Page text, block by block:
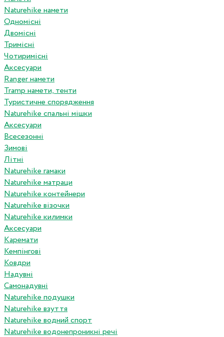
Naturehike намети
Одномісні
Двомісні
Тримісні
Чотиримісні
Аксесуари
Ranger намети
Tramp намети, тенти
Туристичне спорядження
Naturehike спальні мішки
Аксесуари
Всесезонні
Зимові
Літні
Naturehike гамаки
Naturehike матраци
Naturehike контейнери
Naturehike візочки
Naturehike килимки
Аксесуари
Каремати
Кемпінгові
Ковдри
Надувні
Самонадувні
Naturehike подушки
Naturehike взуття
Naturehike водний спорт
Naturehike водонепроникні речі